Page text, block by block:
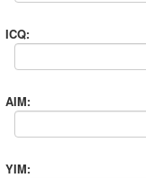
ICQ:
AIM:
YIM: